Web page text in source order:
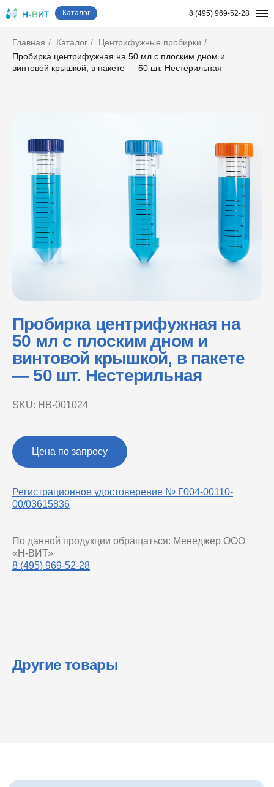
8 (495) 969-52-28
Каталог
Главная / Каталог / Центрифужные пробирки /
Пробирка центрифужная на 50 мл с плоским дном и
винтовой крышкой, в пакете — 50 шт. Нестерильная
Пробирка центрифужная на
50 мл с плоским дном и
винтовой крышкой, в пакете
— 50 шт. Нестерильная
SKU: НВ-001024
Цена по запросу
Регистрационное удостоверение № Г004-00110-
00/03615836
По данной продукции обращаться: Менеджер ООО
«Н-ВИТ»
8 (495) 969-52-28
Другие товары